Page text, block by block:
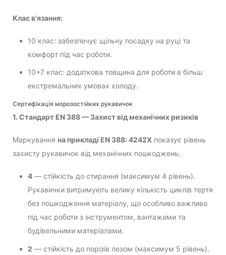
Клас в'язання:
10 клас: забезпечує щільну посадку на руці та
комфорт під час роботи.
10+7 клас: додаткова товщина для роботи в більш
екстремальних умовах холоду.
Сертифікація морозостійких рукавичок
1. Стандарт EN 388 — Захист від механічних ризиків
Маркування на прикладі EN 388: 4242X показує рівень
захисту рукавичок від механічних пошкоджень.
4 — стійкість до стирання (максимум 4 рівень).
Рукавички витримують велику кількість циклів тертя
без пошкодження матеріалу, що особливо важливо
під час роботи з інструментом, вантажами та
будівельними матеріалами.
2 — стійкість до порізів лезом (максимум 5 рівень).